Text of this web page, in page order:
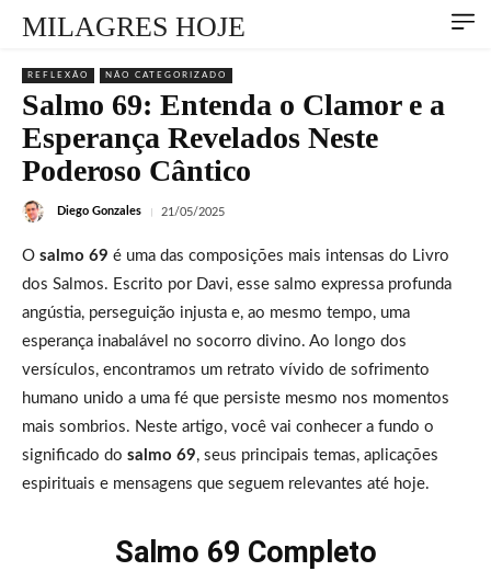
MILAGRES HOJE
REFLEXÃO NÃO CATEGORIZADO
Salmo 69: Entenda o Clamor e a
Esperança Revelados Neste
Poderoso Cântico
Diego Gonzales 21/05/2025
O salmo 69 é uma das composições mais intensas do Livro
dos Salmos. Escrito por Davi, esse salmo expressa profunda
angústia, perseguição injusta e, ao mesmo tempo, uma
esperança inabalável no socorro divino. Ao longo dos
versículos, encontramos um retrato vívido de sofrimento
humano unido a uma fé que persiste mesmo nos momentos
mais sombrios. Neste artigo, você vai conhecer a fundo o
significado do salmo 69, seus principais temas, aplicações
espirituais e mensagens que seguem relevantes até hoje.
Salmo 69 Completo